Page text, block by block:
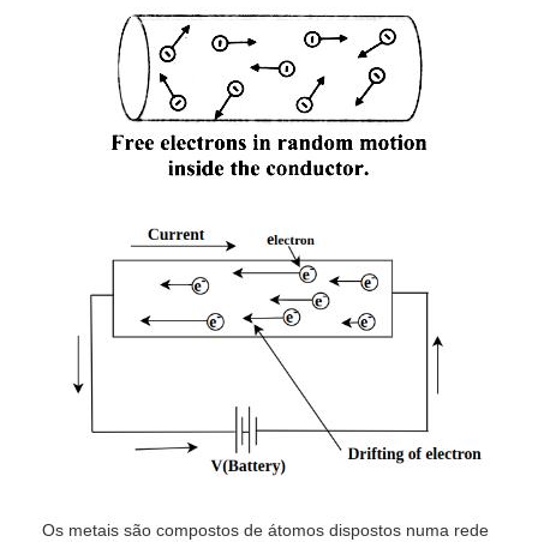
Os metais são compostos de átomos dispostos numa rede